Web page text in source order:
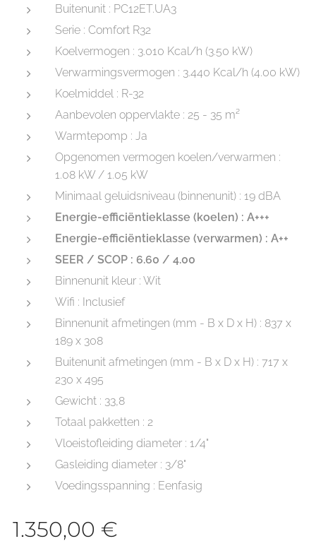
Buitenunit : PC12ET.UA3
Serie : Comfort R32
Koelvermogen : 3.010 Kcal/h (3.50 kW)
Verwarmingsvermogen : 3.440 Kcal/h (4.00 kW)
Koelmiddel : R-32
Aanbevolen oppervlakte : 25 - 35 m²
Warmtepomp : Ja
Opgenomen vermogen koelen/verwarmen :
1.08 kW / 1.05 kW
Minimaal geluidsniveau (binnenunit) : 19 dBA
Energie-efficiëntieklasse (koelen) : A+++
Energie-efficiëntieklasse (verwarmen) : A++
SEER / SCOP : 6.60 / 4.00
Binnenunit kleur : Wit
Wifi : Inclusief
Binnenunit afmetingen (mm - B x D x H) : 837 x
189 x 308
Buitenunit afmetingen (mm - B x D x H) : 717 x
230 x 495
Gewicht : 33,8
Totaal pakketten : 2
Vloeistofleiding diameter : 1/4"
Gasleiding diameter : 3/8"
Voedingsspanning : Eenfasig
1.350,00 €